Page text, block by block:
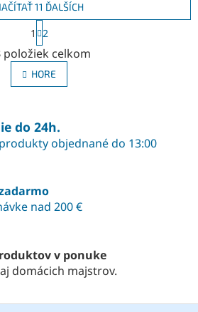
O
v
l
á
c
i
e
v
k
ý
p
i
u
11 ĎALŠÍCH
t
r
á
n
k
a
n
i
1 2
položiek celkom
HORE
do 24h.
objednané do 13:00
nad 200 €
v ponuke
domácich majstrov.